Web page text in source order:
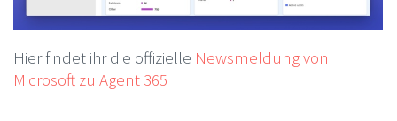
Hier findet ihr die offizielle Newsmeldung von
Microsoft zu Agent 365